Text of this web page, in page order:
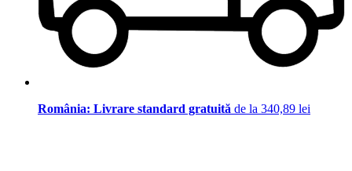
România: Livrare standard gratuită de la 340,89 lei